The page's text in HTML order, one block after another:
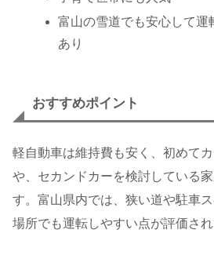
富山の雪道でも安心して運
あり
おすすめポイント
軽自動車は維持費も安く、初めて
や、セカンドカーを検討している
す。富山県内では、狭い道や駐車
場所でも運転しやすい点が評価され